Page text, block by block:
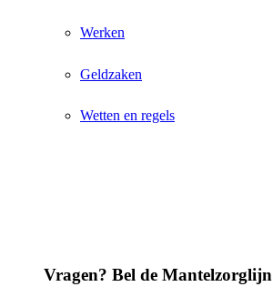
Werken
Geldzaken
Wetten en regels
Vragen? Bel de Mantelzorglijn